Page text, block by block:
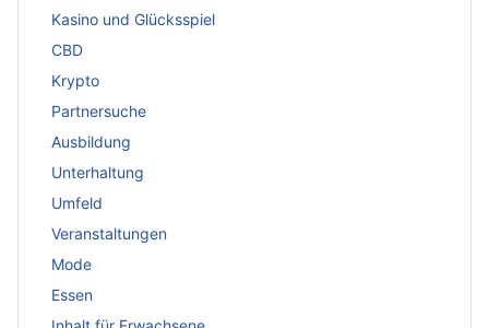
Kasino und Glücksspiel
CBD
Krypto
Partnersuche
Ausbildung
Unterhaltung
Umfeld
Veranstaltungen
Mode
Essen